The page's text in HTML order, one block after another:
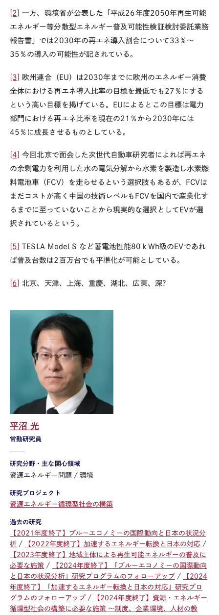
[2]
一方、環境省が公表した「平成26年度2050年再生可能
エネルギー等分散型エネルギー普及可能性検証検討委託業務
報告書」では2030年の再エネ導入割合について33％～
35％の導入の可能性が記されている。
[3] 欧州連合（EU）は2030年までに欧州のエネルギー消費
全体における再エネ導入比率の目標を最低でも27％にする
という高い目標を掲げている。EUによるとこの目標は電力
部門における再エネ比率を現在の21％から2030年には
45％に成長させるものとしている。
[4]
今回北京で面会した次世代自動車研究者によれば再エネ
の余剰電力を利用した水の電気分解から水素を製造し水素燃
料電池車（FCV）を走らせるという選択肢もあるが、FCVは
まだコストが高く中国の技術レベルもFCVを国内で産業化す
るまでに至っていないことから現実的な選択としてEVが選
択されているという。
[5]
TESLA Model S など蓄電池性能80ｋWh級のEVであれ
ば普及台数は2百万台でも平準化が可能としている。
[6] 北京、天津、上海、重慶、湖北、広東、深?
常勤研究員
平沼 光
研究分野・主な関心領域
資源エネルギー問題 環境
研究プロジェクト
資源エネルギー循環型社会の構築
過去の研究
【2021年度終了】ブルーエコノミーの国際動向と日本の状況分
析
【2022年度終了】加速するエネルギー転換と日本の対応
【2023年度終了】地域主体による再生可能エネルギーの普及に
必要な施策
【2024年度終了】「ブルーエコノミーの国際動向
と日本の状況分析」研究プログラムのフォローアップ
【2024
年度終了】「加速するエネルギー転換と日本の対応」研究プロ
グラムのフォローアップ
【2024年度終了】資源・エネルギー
循環型社会の構築に必要な施策 ～制度、企業環境、人材の教